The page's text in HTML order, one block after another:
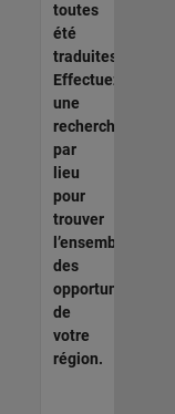
toutes
été
traduites.
Effectuez
une
recherche
par
lieu
pour
trouver
l’ensemble
des
opportunités
de
votre
région.